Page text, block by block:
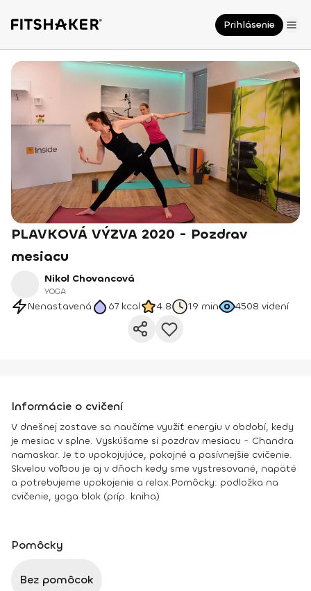
Prihlásenie
PLAVKOVÁ VÝZVA 2020 - Pozdrav
mesiacu
Nikol Chovancová
YOGA
Nenastavená 67 kcal 4.8 19 min 4508 videní
Informácie o cvičení
V dnešnej zostave sa naučíme využiť energiu v období, kedy
je mesiac v splne. Vyskúšame si pozdrav mesiacu - Chandra
namaskar. Je to upokojujúce, pokojné a pasívnejšie cvičenie.
Skvelou voľbou je aj v dňoch kedy sme vystresované, napäté
a potrebujeme upokojenie a relax.Pomôcky: podložka na
cvičenie, yoga blok (príp. kniha)
Pomôcky
Bez pomôcok